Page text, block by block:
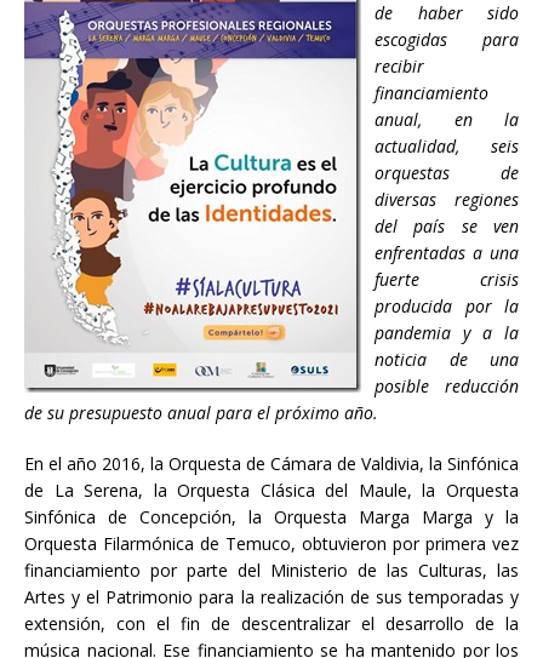
de haber sido
escogidas para
recibir
financiamiento
anual, en la
actualidad, seis
orquestas de
diversas regiones
del país se ven
enfrentadas a una
fuerte crisis
producida por la
pandemia y a la
noticia de una
posible reducción
de su presupuesto anual para el próximo año.
En el año 2016, la Orquesta de Cámara de Valdivia, la Sinfónica
de La Serena, la Orquesta Clásica del Maule, la Orquesta
Sinfónica de Concepción, la Orquesta Marga Marga y la
Orquesta Filarmónica de Temuco, obtuvieron por primera vez
financiamiento por parte del Ministerio de las Culturas, las
Artes y el Patrimonio para la realización de sus temporadas y
extensión, con el fin de descentralizar el desarrollo de la
música nacional. Ese financiamiento se ha mantenido por los